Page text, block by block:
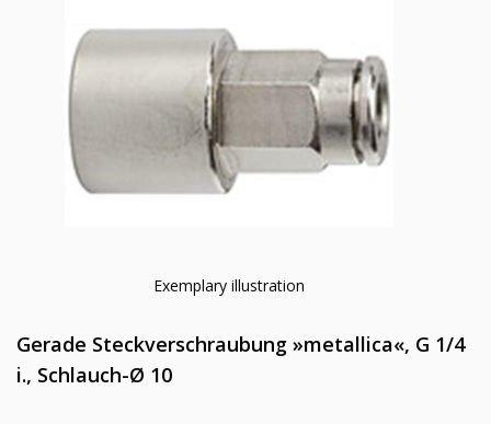
Exemplary illustration
Gerade Steckverschraubung »metallica«, G 1/4
i., Schlauch-Ø 10